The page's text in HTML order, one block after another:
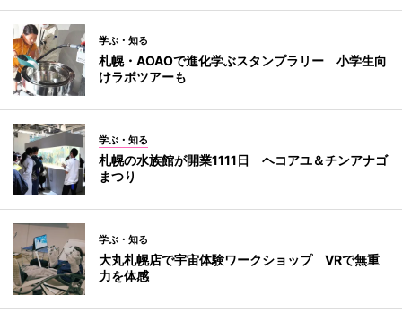
学ぶ・知る
札幌・AOAOで進化学ぶスタンプラリー 小学生向
けラボツアーも
学ぶ・知る
札幌の水族館が開業1111日 ヘコアユ＆チンアナゴ
まつり
学ぶ・知る
大丸札幌店で宇宙体験ワークショップ VRで無重
力を体感